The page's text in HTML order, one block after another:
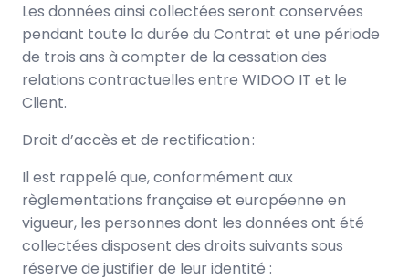
Les données ainsi collectées seront conservées
pendant toute la durée du Contrat et une période
de trois ans à compter de la cessation des
relations contractuelles entre WIDOO IT et le
Client.
Droit d’accès et de rectification :
Il est rappelé que, conformément aux
règlementations française et européenne en
vigueur, les personnes dont les données ont été
collectées disposent des droits suivants sous
réserve de justifier de leur identité :